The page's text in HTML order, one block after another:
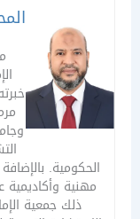
المحامي
محامٍ بارز
الإمارات،
خبرته
مرموقة
وجامعات في
التشريعات
بالإضافة إلى
وأكاديمية على
ذلك جمعية الإمارات